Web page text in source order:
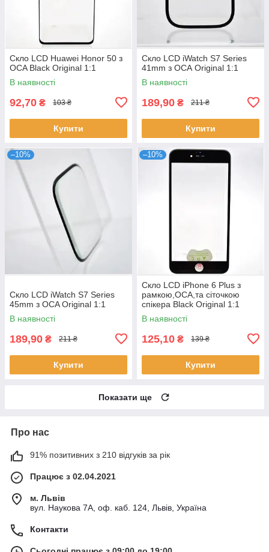
Скло LCD Huawei Honor 50 з
OCA Black Original 1:1
В наявності
92,70 ₴ 103 ₴
Купити
Скло LCD iWatch S7 Series
41mm з ОСА Original 1:1
В наявності
189,90 ₴ 211 ₴
Купити
–10%
Скло LCD iWatch S7 Series
45mm з OCA Original 1:1
В наявності
189,90 ₴ 211 ₴
Купити
–10%
Скло LCD iPhone 6 Plus з
рамкою,OCA,та сіточкою
спікера Black Original 1:1
В наявності
125,10 ₴ 139 ₴
Купити
Показати ще
Про нас
91% позитивних з 210 відгуків за рік
Працює з 02.04.2021
м. Львів
вул. Наукова 7А, оф. каб. 124, Львів, Україна
Контакти